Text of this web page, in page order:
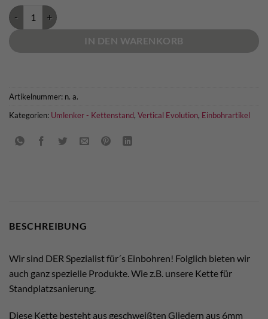
Kette für Standplatzsanierung AISI 316L Menge
IN DEN WARENKORB
Artikelnummer: n. a.
Kategorien: Umlenker - Kettenstand, Vertical Evolution, Einbohrartikel
BESCHREIBUNG
Wir sind DER Spezialist für´s Einbohren! Folglich bieten wir
auch ganz spezielle Produkte. Wie z.B. unsere Kette für
Standplatzsanierung.
Diese Kette besteht aus geschweißten Gliedern aus 6mm